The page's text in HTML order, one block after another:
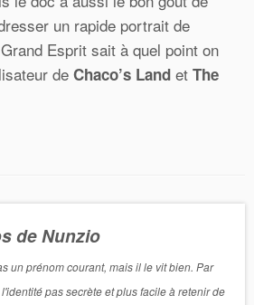
un rapide portrait de
Esprit sait à quel point on
de Chaco’s Land et The
de Nunzio
un prénom courant, mais il le vit bien. Par
pas secrète et plus facile à retenir de